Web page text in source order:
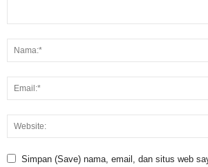
Simpan (Save) nama, email, dan situs web